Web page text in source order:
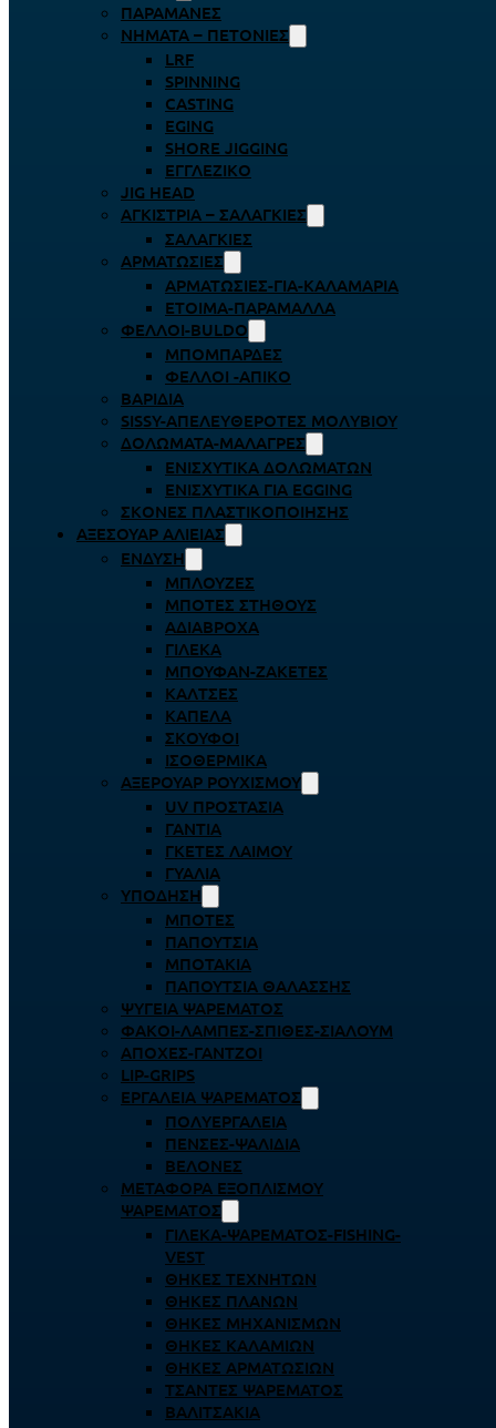
ΠΑΡΑΜΆΝΕΣ
ΝΉΜΑΤΑ – ΠΕΤΟΝΙΈΣ
LRF
SPINNING
CASTING
EGING
SHORE JIGGING
ΕΓΓΛΈΖΙΚΟ
JIG HEAD
ΑΓΚΊΣΤΡΙΑ – ΣΑΛΑΓΚΙΈΣ
ΣΑΛΑΓΚΙΈΣ
ΑΡΜΑΤΩΣΙΈΣ
ΑΡΜΑΤΩΣΙΈΣ-ΓΙΑ-ΚΑΛΑΜΆΡΙΑ
ΈΤΟΙΜΑ-ΠΑΡΆΜΑΛΛΑ
ΦΕΛΛΟΊ-BULDO
ΜΠΟΜΠΆΡΔΕΣ
ΦΕΛΛΟΊ -ΑΠΊΚΟ
ΒΑΡΊΔΙΑ
SISSY-ΑΠΕΛΕΥΘΕΡΟΤΈΣ ΜΟΛΥΒΙΟΎ
ΔΟΛΏΜΑΤΑ-ΜΑΛΆΓΡΕΣ
ΕΝΙΣΧΥΤΙΚΆ ΔΟΛΩΜΆΤΩΝ
ΕΝΙΣΧΥΤΙΚΆ ΓΙΑ EGGING
ΣΚΌΝΕΣ ΠΛΑΣΤΙΚΟΠΟΊΗΣΗΣ
ΑΞΕΣΟΥΆΡ ΑΛΙΕΊΑΣ
ΈΝΔΥΣΗ
ΜΠΛΟΎΖΕΣ
ΜΠΌΤΕΣ ΣΤΉΘΟΥΣ
ΑΔΙΆΒΡΟΧΑ
ΓΙΛΈΚΑ
ΜΠΟΥΦΆΝ-ΖΑΚΈΤΕΣ
ΚΆΛΤΣΕΣ
ΚΑΠΈΛΑ
ΣΚΟΎΦΟΙ
ΙΣΟΘΕΡΜΙΚΆ
ΑΞΕΡΟΥΆΡ ΡΟΥΧΙΣΜΟΎ
UV ΠΡΟΣΤΑΣΊΑ
ΓΆΝΤΙΑ
ΓΚΈΤΕΣ ΛΑΊΜΟΥ
ΓΥΑΛΙΆ
ΥΠΌΔΗΣΗ
ΜΠΌΤΕΣ
ΠΑΠΟΎΤΣΙΑ
ΜΠΟΤΆΚΙΑ
ΠΑΠΟΎΤΣΙΑ ΘΑΛΆΣΣΗΣ
ΨΥΓΕΊΑ ΨΑΡΈΜΑΤΟΣ
ΦΑΚΟΊ-ΛΆΜΠΕΣ-ΣΠΊΘΕΣ-ΣΊΑΛΟΥΜ
ΑΠΌΧΕΣ-ΓΆΝΤΖΟΙ
LIP-GRIPS
EΡΓΑΛΕΊΑ ΨΑΡΈΜΑΤΟΣ
ΠΟΛΥΕΡΓΑΛΕΊΑ
ΠΈΝΣΕΣ-ΨΑΛΊΔΙΑ
ΒΕΛΌΝΕΣ
ΜΕΤΑΦΟΡΆ ΕΞΟΠΛΙΣΜΟΎ
ΨΑΡΈΜΑΤΟΣ
ΓΙΛΈΚΑ-ΨΑΡΈΜΑΤΟΣ-FISHING-
VEST
ΘΉΚΕΣ ΤΕΧΝΗΤΏΝ
ΘΉΚΕΣ ΠΛΆΝΩΝ
ΘΉΚΕΣ ΜΗΧΑΝΙΣΜΏΝ
ΘΉΚΕΣ ΚΑΛΑΜΙΏΝ
ΘΉΚΕΣ ΑΡΜΑΤΩΣΙΏΝ
ΤΣΆΝΤΕΣ ΨΑΡΈΜΑΤΟΣ
ΒΑΛΙΤΣΆΚΙΑ